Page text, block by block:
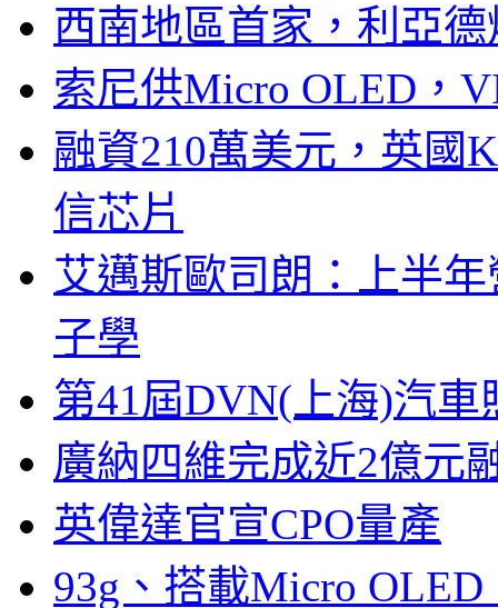
西南地區首家，利亞
索尼供Micro OLED，
融資210萬美元，英國
信芯片
艾邁斯歐司朗：上半
子學
第41屆DVN(上海)汽
廣納四維完成近2億元
英偉達官宣CPO量產
93g、搭載Micro